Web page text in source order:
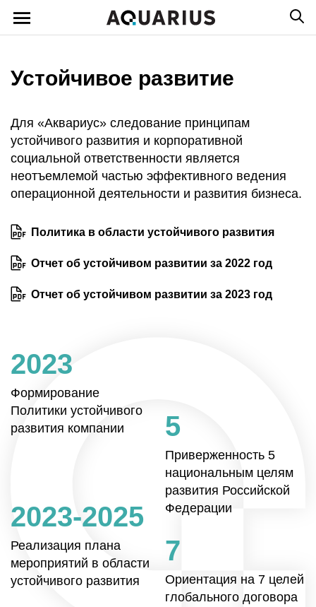
Устойчивое развитие
Для «Аквариус» следование принципам
устойчивого развития и корпоративной
социальной ответственности является
неотъемлемой частью эффективного ведения
операционной деятельности и развития бизнеса.
Политика в области устойчивого развития
Отчет об устойчивом развитии за 2022 год
Отчет об устойчивом развитии за 2023 год
2023
Формирование
Политики устойчивого
развития компании
5
Приверженность 5
национальным целям
развития Российской
Федерации
2023-2025
Реализация плана
мероприятий в области
устойчивого развития
7
Ориентация на 7 целей
глобального договора